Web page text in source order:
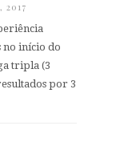
2017
início do
tripla (3
por 3